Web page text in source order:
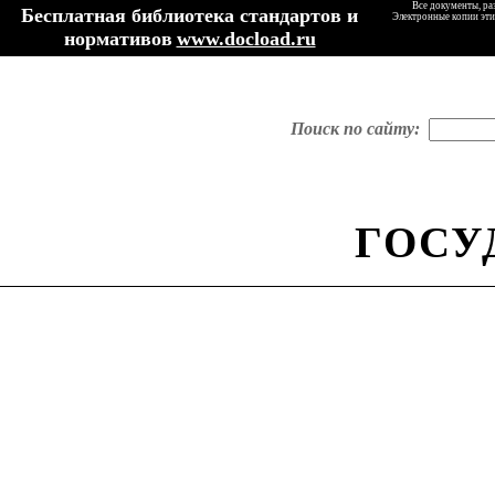
Бесплатная библиотека стандартов и
нормативов www.docload.ru
Все документы,
Электронные копии
Поиск по сайту: